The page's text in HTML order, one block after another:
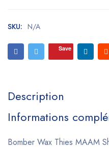
SKU: N/A
Save
Description
Informations
Bomber Wax Thies MAAM